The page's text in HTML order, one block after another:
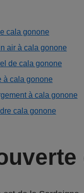
cala gonone
air à cala gonone
de cala gonone
à cala gonone
à cala gonone
cala gonone